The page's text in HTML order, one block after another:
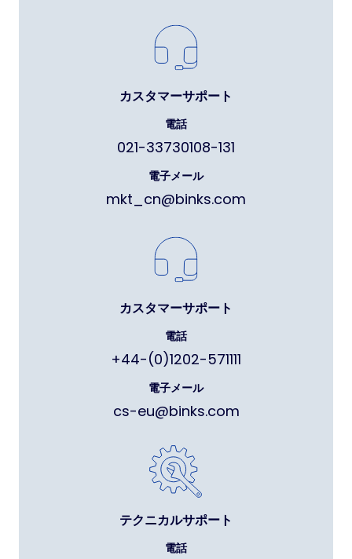
カスタマーサポート
電話
021-33730108-131
電子メール
mkt_cn@binks.com
カスタマーサポート
電話
+44-(0)1202-571111
電子メール
cs-eu@binks.com
テクニカルサポート
電話